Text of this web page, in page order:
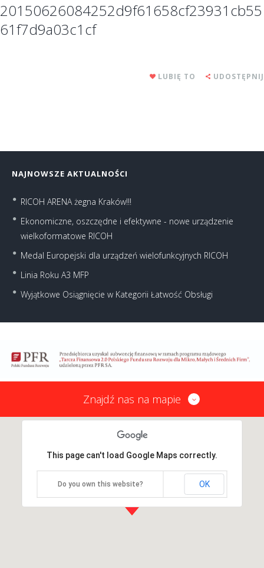
20150626084252d9f61658cf23931cb55
61f7d9a03c1cf
LUBIĘ TO UDOSTĘPNIJ
NAJNOWSZE AKTUALNOŚCI
RICOH ARENA żegna Kraków!!!
Ekonomiczne, oszczędne i efektywne - nowe urządzenie
wielkoformatowe RICOH
Medal Europejski dla urządzeń wielofunkcyjnych RICOH
Linia Roku A3 MFP
Wyjątkowe Osiągnięcie w Kategorii Łatwość Obsługi
Znajdź nas na mapie
This page can't load Google Maps correctly.
Do you own this website? OK